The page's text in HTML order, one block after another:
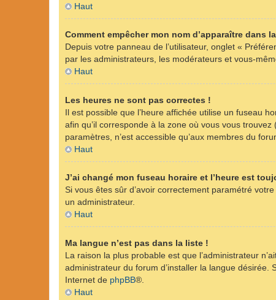
Haut
Comment empêcher mon nom d’apparaître dans
Depuis votre panneau de l’utilisateur, onglet «
par les administrateurs, les modérateurs et vous-
Haut
Les heures ne sont pas correctes !
Il est possible que l’heure affichée utilise un fuseau
afin qu’il corresponde à la zone où vous vous
paramètres, n’est accessible qu’aux membres du
Haut
J’ai changé mon fuseau horaire et l’heure est
Si vous êtes sûr d’avoir correctement paramétré
un administrateur.
Haut
Ma langue n’est pas dans la liste !
La raison la plus probable est que l’administrateur
administrateur du forum d’installer la langue désirée.
Internet de phpBB®.
Haut